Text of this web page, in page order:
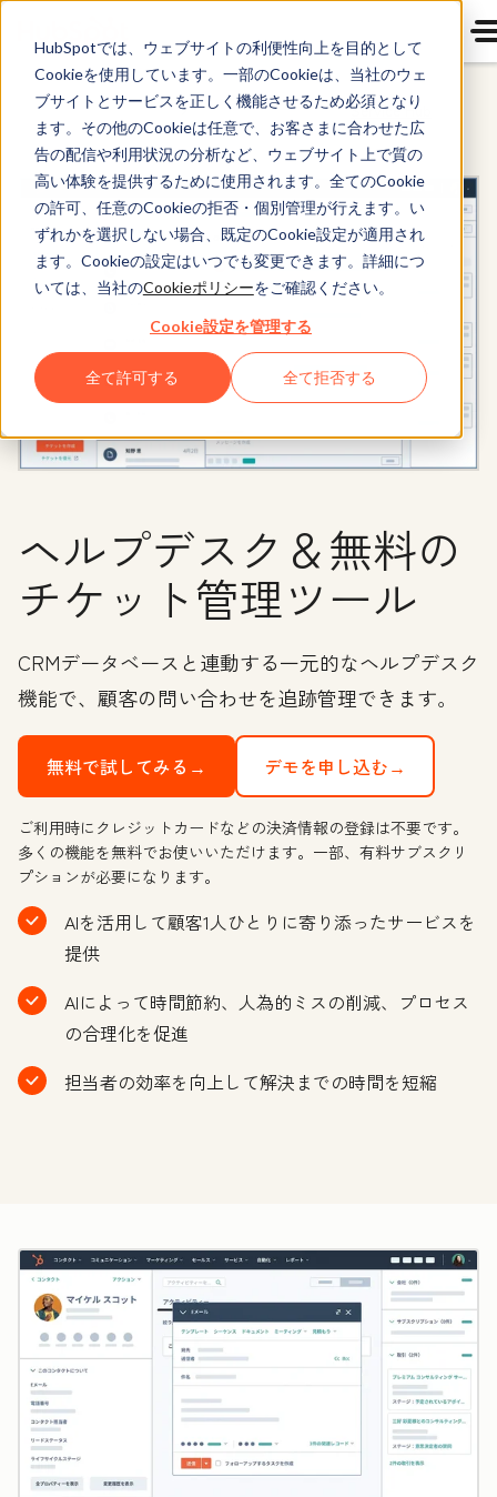
HubSpotでは、ウェブサイトの利便性向上を目的として
Cookieを使用しています。一部のCookieは、当社のウェ
ブサイトとサービスを正しく機能させるため必須となり
ます。その他のCookieは任意で、お客さまに合わせた広
告の配信や利用状況の分析など、ウェブサイト上で質の
高い体験を提供するために使用されます。全てのCookie
の許可、任意のCookieの拒否・個別管理が行えます。い
ずれかを選択しない場合、既定のCookie設定が適用され
ます。Cookieの設定はいつでも変更できます。詳細につ
いては、当社のCookieポリシーをご確認ください。
Cookie設定を管理する
全て許可する 全て拒否する
Service Hub
ヘルプデスク＆無料の
チケット管理ツール
CRMデータベースと連動する一元的なヘルプデスク
機能で、顧客の問い合わせを追跡管理できます。
無料で試してみる→ デモを申し込む→
ご利用時にクレジットカードなどの決済情報の登録は不要です。
多くの機能を無料でお使いいただけます。一部、有料サブスクリ
プションが必要になります。
AIを活用して顧客1人ひとりに寄り添ったサービスを
提供
AIによって時間節約、人為的ミスの削減、プロセス
の合理化を促進
担当者の効率を向上して解決までの時間を短縮